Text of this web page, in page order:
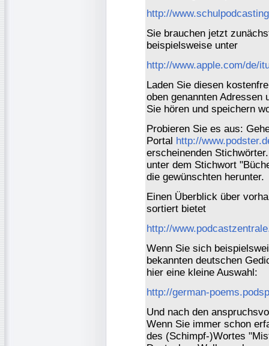
http://
Sie brauchen jetzt
beispielsweise unter
http://www.apple.com/de/
Laden Sie diesen
oben genannten Adressen
Sie hören und speichern
Probieren Sie es aus:
Portal http://
erscheinenden
unter dem Stichwort
die gewünschten herunter.
Einen Überblick über
sortiert bietet
http://
Wenn Sie sich
bekannten deutschen
hier eine kleine Auswahl:
http://german-
Und nach den
Wenn Sie immer schon
des (Schimpf-)Wortes